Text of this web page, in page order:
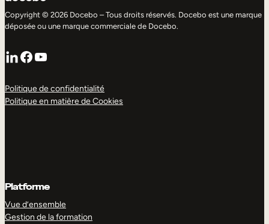
Copyright © 2026 Docebo – Tous droits réservés. Docebo est une marque
déposée ou une marque commerciale de Docebo.
LinkedIn
Facebook
YouTube
Politique de confidentialité
Politique en matière de Cookies
Platforme
Vue d’ensemble
Gestion de la formation